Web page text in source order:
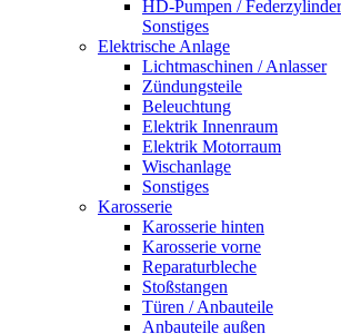
HD-Pumpen /
Sonstiges
Elektrische Anlage
Lichtmaschinen / Anlasser
Zündungsteile
Beleuchtung
Elektrik Innenraum
Elektrik Motorraum
Wischanlage
Sonstiges
Karosserie
Karosserie hinten
Karosserie vorne
Reparaturbleche
Stoßstangen
Türen / Anbauteile
Anbauteile außen